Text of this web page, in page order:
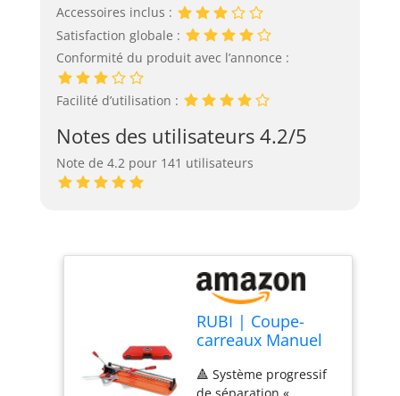
Accessoires inclus :
Satisfaction globale :
Conformité du produit avec l’annonce :
Facilité d’utilisation :
Notes des utilisateurs 4.2/5
Note de 4.2 pour 141 utilisateurs
RUBI | Coupe-
carreaux Manuel
Intensive de
🔺 Système progressif